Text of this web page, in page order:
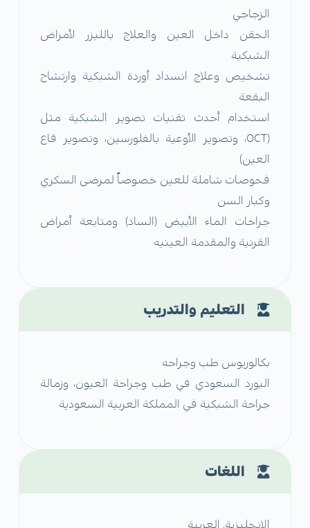
الزجاجي
الحقن داخل العين والعلاج بالليزر لأمراض
الشبكية
تشخيص وعلاج انسداد أوردة الشبكية وارتشاح
البقعة
استخدام أحدث تقنيات تصوير الشبكية مثل
(OCT، وتصوير الأوعية بالفلورسين، وتصوير قاع
العين)
فحوصات شاملة للعين خصوصاً لمرضى السكري
وكبار السن
جراحات الماء الأبيض (الساد) ومتابعة أمراض
القرنية والمقدمة العينيه
التعليم والتدريب
بكالوريوس طب وجراحه
البورد السعودي في طب وجراحة العيون، وزمالة
جراحة الشبكية في المملكة العربية السعودية
اللغات
الإنجليزية, العربية